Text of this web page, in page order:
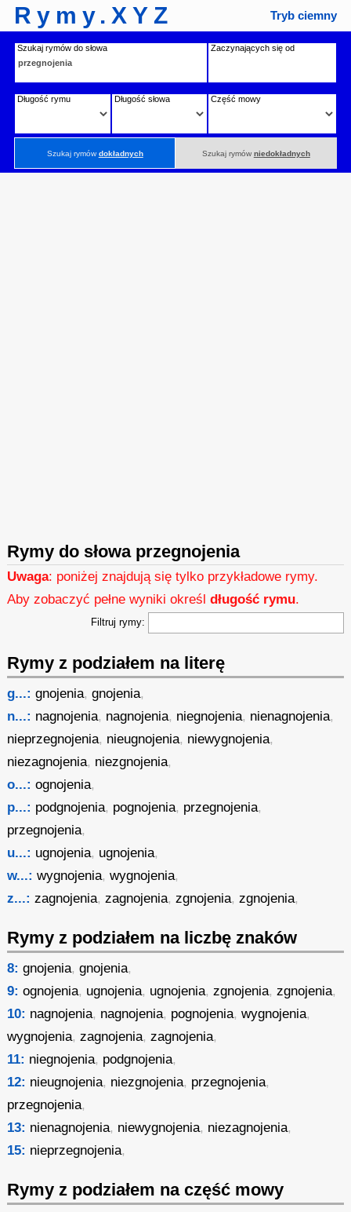
Rymy.XYZ Tryb ciemny
Szukaj rymów do słowa Zaczynających się od
Długość rymu Długość słowa Część mowy
Szukaj rymówdokładnych Szukaj rymów niedokładnych
Rymy do słowa przegnojenia
Uwaga: poniżej znajdują się tylko przykładowe rymy.
Aby zobaczyć pełne wyniki określdługość rymu.
Filtruj rymy:
Rymy z podziałem na literę
g...: gnojenia,gnojenia,
n...: nagnojenia, nagnojenia, niegnojenia, nienagnojenia,
nieprzegnojenia, nieugnojenia, niewygnojenia,
niezagnojenia, niezgnojenia,
o...: ognojenia,
p...: podgnojenia, pognojenia, przegnojenia,
przegnojenia,
u...: ugnojenia, ugnojenia,
w...: wygnojenia,wygnojenia,
z...: zagnojenia,zagnojenia,zgnojenia,zgnojenia,
Rymy z podziałem na liczbę znaków
8: gnojenia,gnojenia,
9: ognojenia, ugnojenia, ugnojenia,zgnojenia,zgnojenia,
10: nagnojenia, nagnojenia, pognojenia,wygnojenia,
wygnojenia,zagnojenia,zagnojenia,
11: niegnojenia, podgnojenia,
12: nieugnojenia, niezgnojenia, przegnojenia,
przegnojenia,
13: nienagnojenia, niewygnojenia, niezagnojenia,
15: nieprzegnojenia,
Rymy z podziałem na część mowy